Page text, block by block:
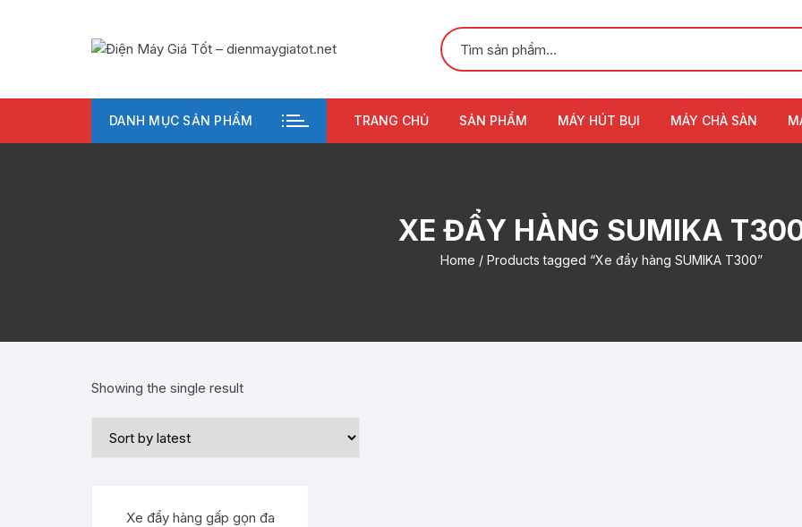
DANH MỤC SẢN PHẨM TRANG CHỦ SẢN PHẨM MÁY HÚT BỤI MÁY CHÀ SÀN
XE ĐẨY HÀNG SUMIKA
Home / Products tagged “Xe đẩy hàng SUMIKA T300”
Showing the single result
Xe đẩy hàng gấp gọn đa